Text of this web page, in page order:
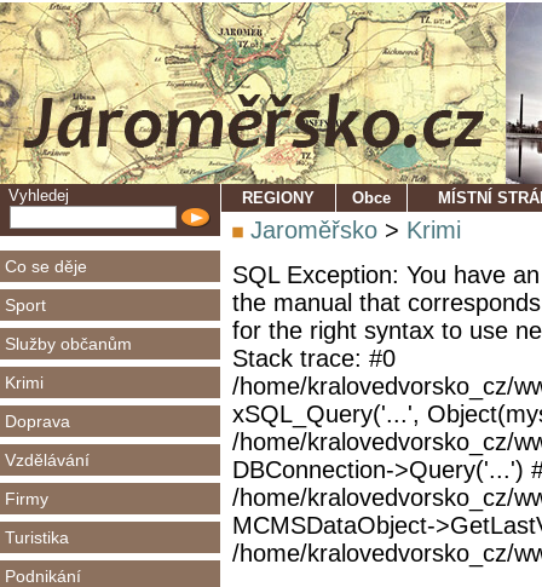
Vyhledej
Co se děje
Sport
Služby občanům
Krimi
Doprava
Vzdělávání
Firmy
Turistika
Podnikání
REGIONY Obce MÍSTNÍ
Jaroměřsko > Krimi
SQL Exception: You have
the manual that
for the right syntax to use
Stack trace: #0
/home/kralovedvorsko_cz/
xSQL_Query('...',
/home/kralovedvorsko_cz/
DBConnection->Query('...')
/home/kralovedvorsko_cz/
MCMSDataObject-
/home/kralovedvorsko_cz/